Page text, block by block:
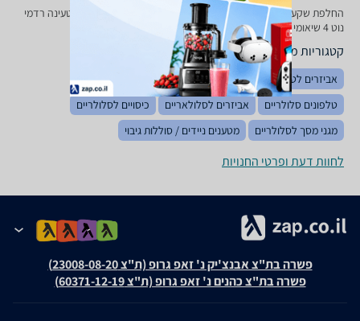
‏החלפת שקע טעינה Xiaomi Redmi Note 4 שיאומי, החלפת שקע טעינה רדמי
נוט 4 שיאומי , שיאומי החלפת שקע טעינה רדמי נוט 4
קטגוריות משלימות
אביזרים לטאבלטים כיסויים לטאבלטים
טאבלטים
טלפונים סלולריים
אביזרים לסלולאריים
כיסויים לסלולריים
מגני מסך לסלולריים
מטענים ניידים / סוללות גיבוי
לחוות דעת ופרטי החנויות
פשרה בת"צ אבנצ'יק נ' זאפ גרופ (ת"צ 23008-08-20)
פשרה בת"צ כהנים נ' זאפ גרופ (ת"צ 60371-12-19)